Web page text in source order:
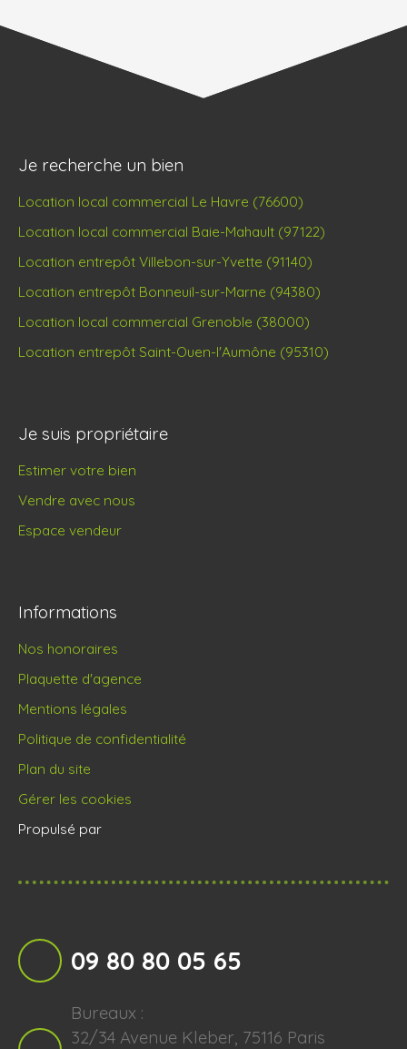
Je recherche un bien
Location local commercial Le Havre (76600)
Location local commercial Baie-Mahault (97122)
Location entrepôt Villebon-sur-Yvette (91140)
Location entrepôt Bonneuil-sur-Marne (94380)
Location local commercial Grenoble (38000)
Location entrepôt Saint-Ouen-l'Aumône (95310)
Je suis propriétaire
Estimer votre bien
Vendre avec nous
Espace vendeur
Informations
Nos honoraires
Plaquette d'agence
Mentions légales
Politique de confidentialité
Plan du site
Gérer les cookies
Propulsé par
09 80 80 05 65
Bureaux :
32/34 Avenue Kleber, 75116 Paris